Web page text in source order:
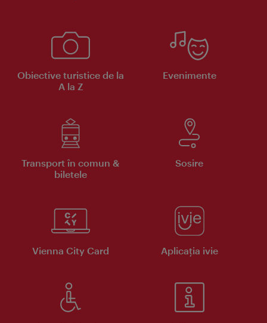
Obiective turistice de la
A la Z
Evenimente
Transport în comun &
biletele
Sosire
Vienna City Card Aplicaţia ivie